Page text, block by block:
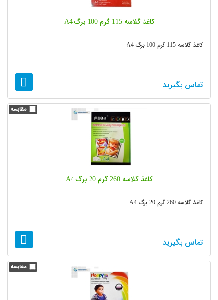
کاغذ گلاسه 115 گرم 100 برگ A4
کاغذ گلاسه 115 گرم 100 برگ A4
تماس بگیرید
کاغذ گلاسه 260 گرم 20 برگ A4
کاغذ گلاسه 260 گرم 20 برگ A4
تماس بگیرید